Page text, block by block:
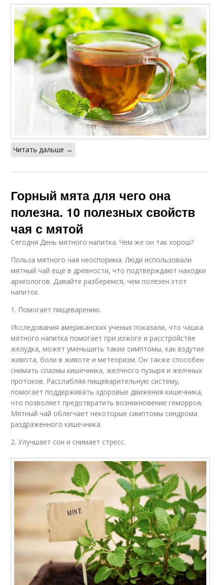
Читать дальше →
Горный мята для чего она
полезна. 10 полезных свойств
чая с мятой
Сегодня День мятного напитка. Чем же он так хорош?
Польза мятного чая неоспорима. Люди использовали
мятный чай еще в древности, что подтверждают находки
археологов. Давайте разберемся, чем полезен этот
напиток.
1. Помогает пищеварению.
Исследования американских ученых показали, что чашка
мятного напитка помогает при изжоге и расстройстве
желудка, может уменьшить такие симптомы, как вздутие
живота, боли в животе и метеоризм. Он также способен
снимать спазмы кишечника, желчного пузыря и желчных
протоков. Расслабляя пищеварительную систему,
помогает поддерживать здоровые движения кишечника,
что позволяет предотвратить возникновение геморроя.
Мятный чай облегчает некоторые симптомы синдрома
раздраженного кишечника.
2. Улучшает сон и снимает стресс.